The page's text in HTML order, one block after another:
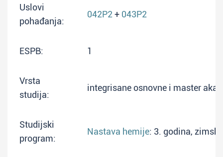
Uslovi
pohađanja:
042P2 + 043P2
ESPB: 1
Vrsta
studija:
integrisane osnovne i master
Studijski
program:
Nastava hemije: 3. godina,